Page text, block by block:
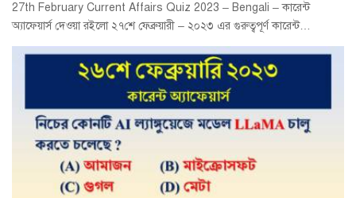
27th February Current Affairs Quiz 2023 – Bengali – কারেন্ট
অ্যাফেয়ার্স দেওয়া রইলো ২৭শে ফেব্রুয়ারী – ২০২৩ এর গুরুত্বপূর্ণ কারেন্ট…